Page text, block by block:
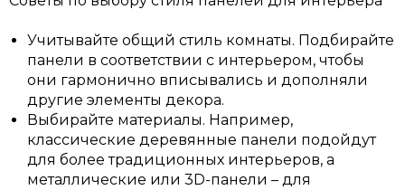
Учитывайте общий стиль комнаты. Подбирайте
панели в соответствии с интерьером, чтобы
они гармонично вписывались и дополняли
другие элементы декора.
Выбирайте материалы. Например,
классические деревянные панели подойдут
для более традиционных интерьеров, а
металлические или 3D-панели – для